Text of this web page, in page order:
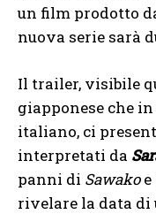
un film prodotto
nuova serie sarà
Il trailer, visibile
giapponese che
italiano, ci
interpretati da
panni di Sawakoe
rivelare la data di